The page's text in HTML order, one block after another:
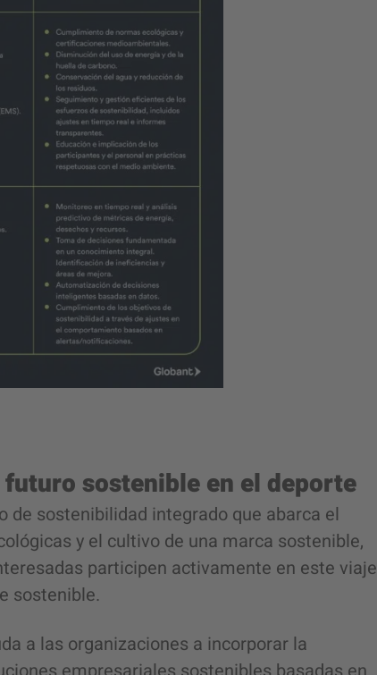
sostenible en el deporte
sostenibilidad integrado que abarca el
y el cultivo de una marca sostenible,
participen activamente en este viaje
sostenible.
a las organizaciones a incorporar la